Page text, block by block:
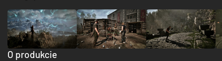
O produkcie